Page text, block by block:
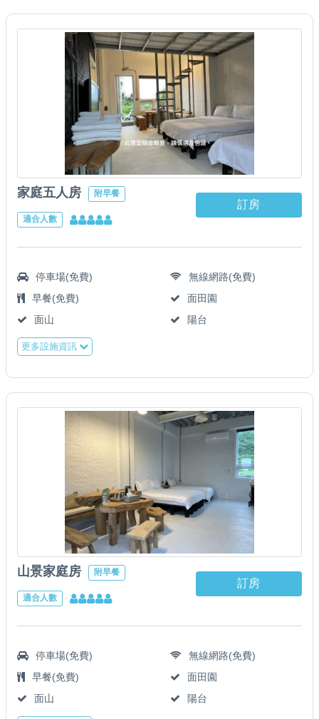
家庭五人房 附早餐
適合人數
訂房
停車場(免費)
無線網路(免費)
早餐(免費)
面田園
面山
陽台
更多設施資訊
山景家庭房 附早餐
適合人數
訂房
停車場(免費)
無線網路(免費)
早餐(免費)
面田園
面山
陽台